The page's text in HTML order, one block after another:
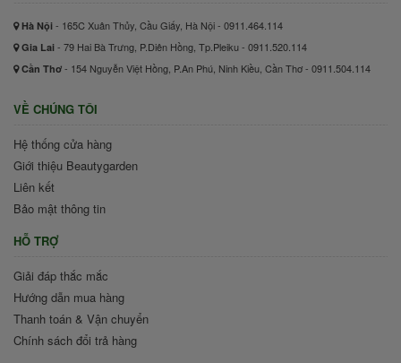
Hà Nội - 165C Xuân Thủy, Cầu Giấy, Hà Nội - 0911.464.114
Gia Lai - 79 Hai Bà Trưng, P.Diên Hồng, Tp.Pleiku - 0911.520.114
Cần Thơ - 154 Nguyễn Việt Hồng, P.An Phú, Ninh Kiều, Cần Thơ - 0911.504.114
VỀ CHÚNG TÔI
Hệ thống cửa hàng
Giới thiệu Beautygarden
Liên kết
Bảo mật thông tin
HỖ TRỢ
Giải đáp thắc mắc
Hướng dẫn mua hàng
Thanh toán & Vận chuyển
Chính sách đổi trả hàng